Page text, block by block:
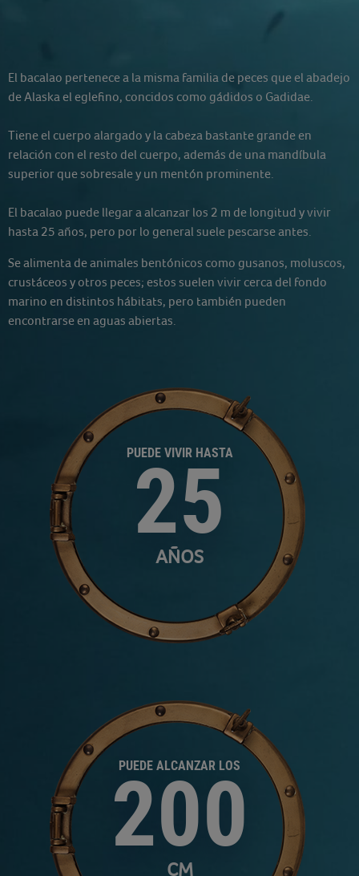
El bacalao pertenece a la misma familia de peces que el abadejo
de Alaska el eglefino, concidos como gádidos o Gadidae.
Tiene el cuerpo alargado y la cabeza bastante grande en
relación con el resto del cuerpo, además de una mandíbula
superior que sobresale y un mentón prominente.
El bacalao puede llegar a alcanzar los 2 m de longitud y vivir
hasta 25 años, pero por lo general suele pescarse antes.
Se alimenta de animales bentónicos como gusanos, moluscos,
crustáceos y otros peces; estos suelen vivir cerca del fondo
marino en distintos hábitats, pero también pueden
encontrarse en aguas abiertas.
PUEDE VIVIR HASTA
25
AÑOS
PUEDE ALCANZAR LOS
200
CM